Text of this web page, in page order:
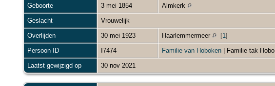
Geboorte 3 mei 1854 Almkerk
Geslacht Vrouwelijk
Overlijden 30 mei 1923 Haarlemmermeer [1]
Persoon-ID I7474 Familie van Hoboken | Familie tak Hobo
Laatst gewijzigd op 30 nov 2021